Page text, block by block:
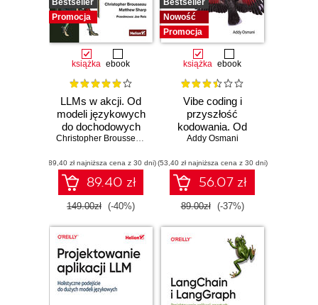
Bestseller
Promocja
książka ebook
LLMs w akcji. Od
modeli językowych
do dochodowych
produktów
Christopher Brousseau Matt Sharp
(89,40 zł najniższa cena z 30 dni)
89.40 zł
149.00zł (-40%)
Bestseller
Nowość
Promocja
książka ebook
Vibe coding i
przyszłość
kodowania. Od
programisty do
Addy Osmani
(53,40 zł najniższa cena z 30 dni)
56.07 zł
89.00zł (-37%)